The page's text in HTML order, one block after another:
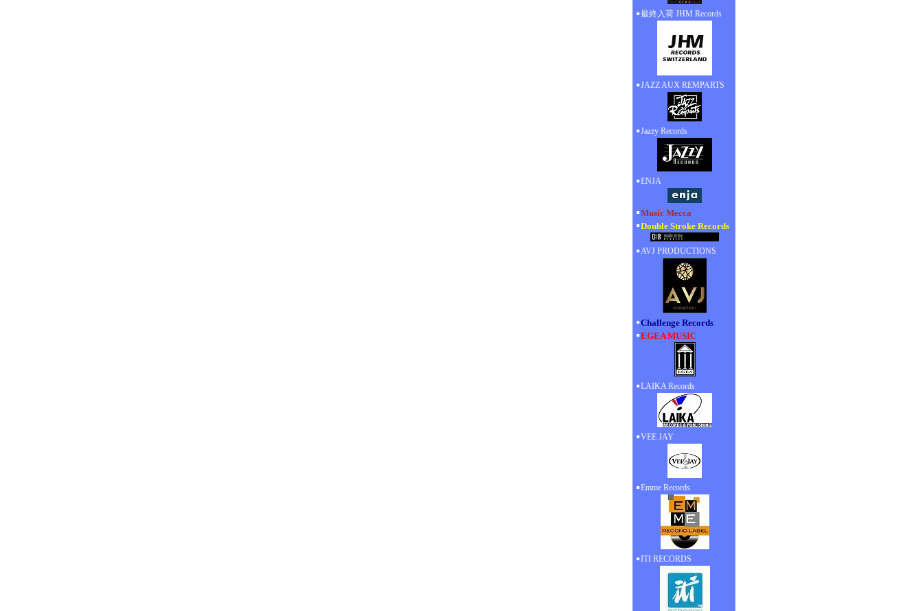
最終入荷 JHM Records
JAZZ AUX REMPARTS
Jazzy Records
ENJA
Music Mecca
Double Stroke Records
AVJ PRODUCTIONS
Challenge Records
EGEA MUSIC
LAIKA Records
VEE JAY
Emme Records
ITI RECORDS